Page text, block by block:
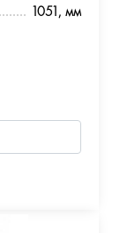
1051, мм